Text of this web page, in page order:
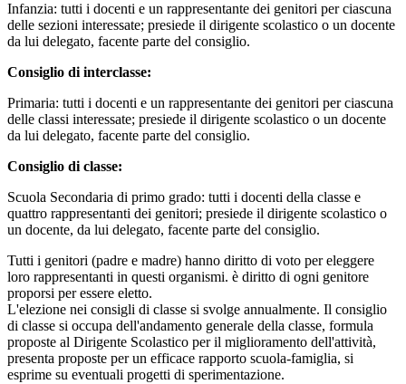
Infanzia: tutti i docenti e un rappresentante dei genitori per ciascuna
delle sezioni interessate; presiede il dirigente scolastico o un docente
da lui delegato, facente parte del consiglio.
Consiglio di interclasse:
Primaria: tutti i docenti e un rappresentante dei genitori per ciascuna
delle classi interessate; presiede il dirigente scolastico o un docente
da lui delegato, facente parte del consiglio.
Consiglio di classe:
Scuola Secondaria di primo grado: tutti i docenti della classe e
quattro rappresentanti dei genitori; presiede il dirigente scolastico o
un docente, da lui delegato, facente parte del consiglio.
Tutti i genitori (padre e madre) hanno diritto di voto per eleggere
loro rappresentanti in questi organismi. è diritto di ogni genitore
proporsi per essere eletto.
L'elezione nei consigli di classe si svolge annualmente. Il consiglio
di classe si occupa dell'andamento generale della classe, formula
proposte al Dirigente Scolastico per il miglioramento dell'attività,
presenta proposte per un efficace rapporto scuola-famiglia, si
esprime su eventuali progetti di sperimentazione.